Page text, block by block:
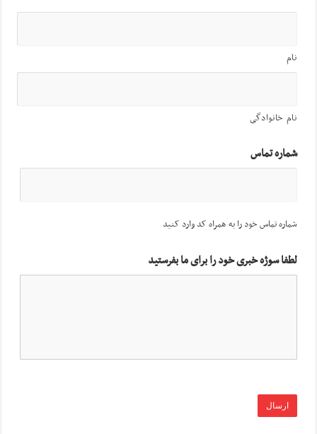
نام
نام خانوادگی
شماره تماس
شماره تماس خود را به همراه کد وارد کنید
لطفا سوژه خبری خود را برای ما بفرستید